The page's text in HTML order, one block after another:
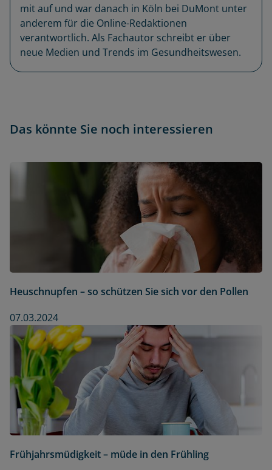
mit auf und war danach in Köln bei DuMont unter
anderem für die Online-Redaktionen
verantwortlich. Als Fachautor schreibt er über
neue Medien und Trends im Gesundheitswesen.
Das könnte Sie noch interessieren
Heuschnupfen – so schützen Sie sich vor den Pollen
07.03.2024
Frühjahrsmüdigkeit – müde in den Frühling